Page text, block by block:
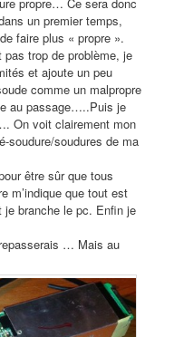
un premier temps,
faire plus « propre ».
trop de problème, je
et ajoute un peu
comme un malpropre
au passage…..Puis je
On voit clairement mon
soudure/soudures de ma
être sûr que tous
m’indique que tout est
branche le pc. Enfin je
… Mais au